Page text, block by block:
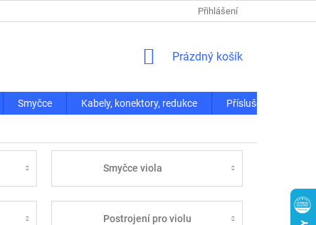
Přihlášení
NÁKUPNÍ
Prázdný košík
Smyčce Kabely, konektory, redukce Příslušenství
Smyčce viola
Postrojení pro violu